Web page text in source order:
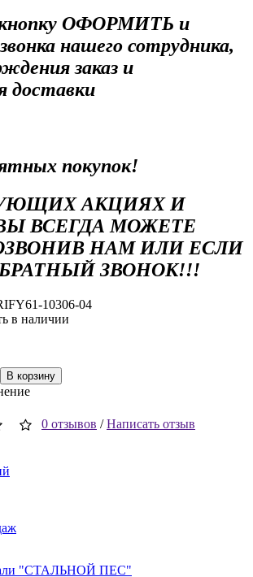
ОФОРМИТЬ и
нашего сотрудника,
заказ и
доставки
покупок!
АКЦИЯХ И
ВСЕГДА МОЖЕТЕ
НАМ ИЛИ ЕСЛИ
ЗВОНОК!!!
10306-04
в наличии
В корзину
0 отзывов /Написать отзыв